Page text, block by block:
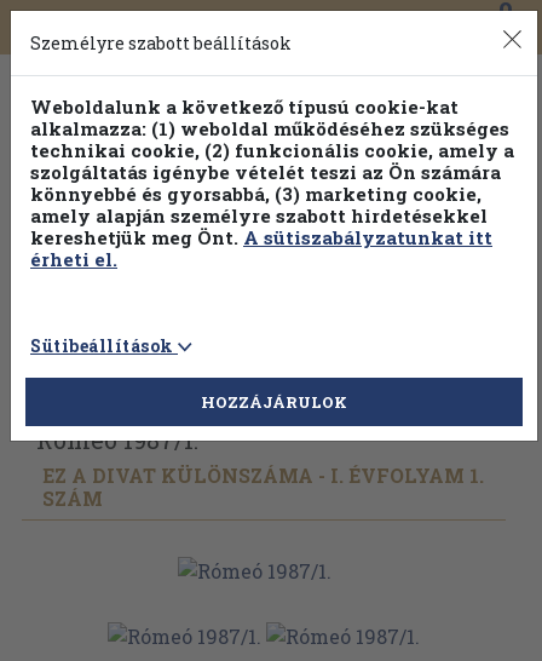
Toggle
navigation
0
Válogasson több mint 30 000 kötet közül
Hobbi témakörökben20% kedvezménnyel!
Vissza az előző oldalra Válasszon példányt
Rómeó 1987/1.
EZ A DIVAT KÜLÖNSZÁMA - I. ÉVFOLYAM 1.
SZÁM
Személyre szabott beállítások
Weboldalunk a következő típusú cookie-kat
alkalmazza: (1) weboldal működéséhez szükséges
technikai cookie, (2) funkcionális cookie, amely a
szolgáltatás igénybe vételét teszi az Ön számára
könnyebbé és gyorsabbá, (3) marketing cookie,
amely alapján személyre szabott hirdetésekkel
kereshetjük meg Önt. A sütiszabályzatunkat itt
érheti el.
Sütibeállítások
HOZZÁJÁRULOK